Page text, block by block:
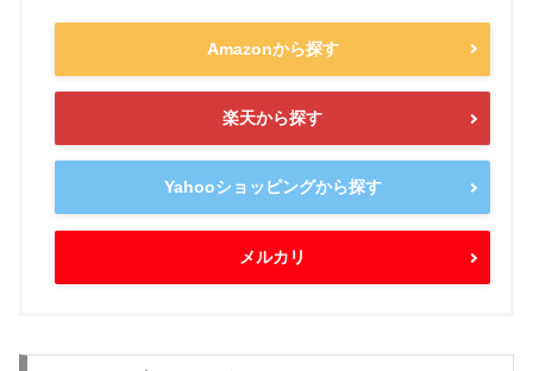
Amazonから探す
楽天から探す
Yahooショッピングから探す
メルカリ